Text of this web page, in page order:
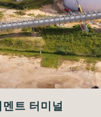
멘트 터미널